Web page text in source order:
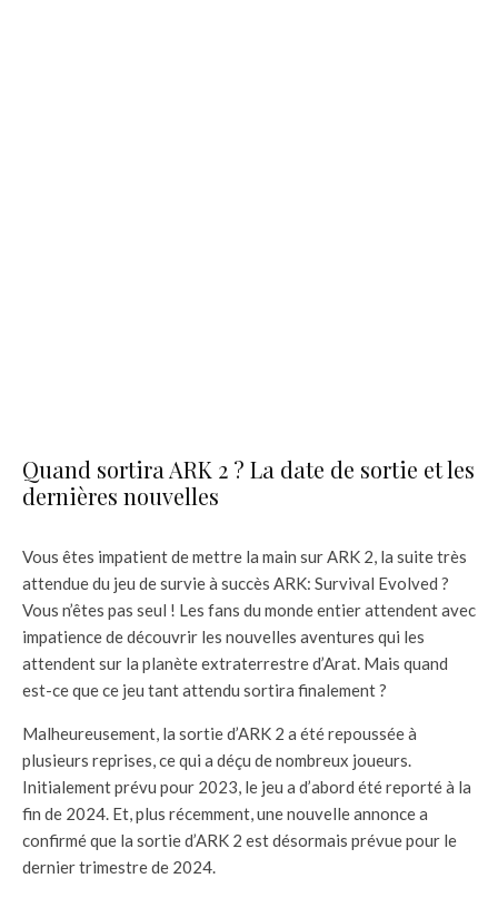
Quand sortira ARK 2 ? La date de sortie et les
dernières nouvelles
Vous êtes impatient de mettre la main sur ARK 2, la suite très
attendue du jeu de survie à succès ARK: Survival Evolved ?
Vous n’êtes pas seul ! Les fans du monde entier attendent avec
impatience de découvrir les nouvelles aventures qui les
attendent sur la planète extraterrestre d’Arat. Mais quand
est-ce que ce jeu tant attendu sortira finalement ?
Malheureusement, la sortie d’ARK 2 a été repoussée à
plusieurs reprises, ce qui a déçu de nombreux joueurs.
Initialement prévu pour 2023, le jeu a d’abord été reporté à la
fin de 2024. Et, plus récemment, une nouvelle annonce a
confirmé que la sortie d’ARK 2 est désormais prévue pour le
dernier trimestre de 2024.